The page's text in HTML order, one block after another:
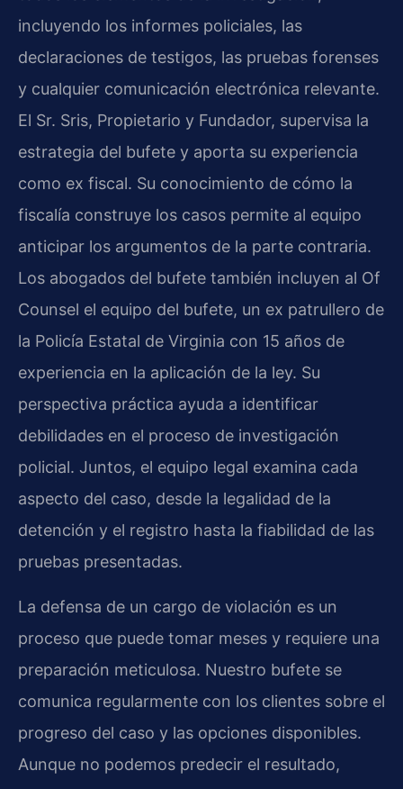
incluyendo los informes policiales, las
declaraciones de testigos, las pruebas forenses
y cualquier comunicación electrónica relevante.
El Sr. Sris, Propietario y Fundador, supervisa la
estrategia del bufete y aporta su experiencia
como ex fiscal. Su conocimiento de cómo la
fiscalía construye los casos permite al equipo
anticipar los argumentos de la parte contraria.
Los abogados del bufete también incluyen al Of
Counsel el equipo del bufete, un ex patrullero de
la Policía Estatal de Virginia con 15 años de
experiencia en la aplicación de la ley. Su
perspectiva práctica ayuda a identificar
debilidades en el proceso de investigación
policial. Juntos, el equipo legal examina cada
aspecto del caso, desde la legalidad de la
detención y el registro hasta la fiabilidad de las
pruebas presentadas.
La defensa de un cargo de violación es un
proceso que puede tomar meses y requiere una
preparación meticulosa. Nuestro bufete se
comunica regularmente con los clientes sobre el
progreso del caso y las opciones disponibles.
Aunque no podemos predecir el resultado,